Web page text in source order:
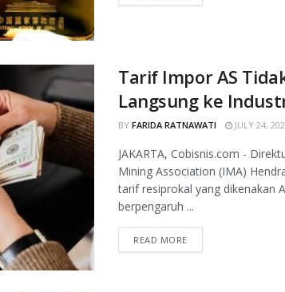
Tarif Impor AS
Langsung ke
BY FARIDA RATNAWATI JULY 24,
JAKARTA, Cobisnis.com -
Mining Association (IMA)
tarif resiprokal yang dikenakan
berpengaruh ...
READ MORE